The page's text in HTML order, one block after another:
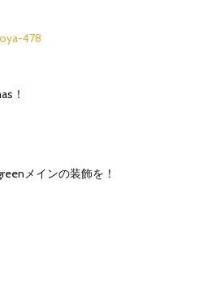
！
メインの装飾を！